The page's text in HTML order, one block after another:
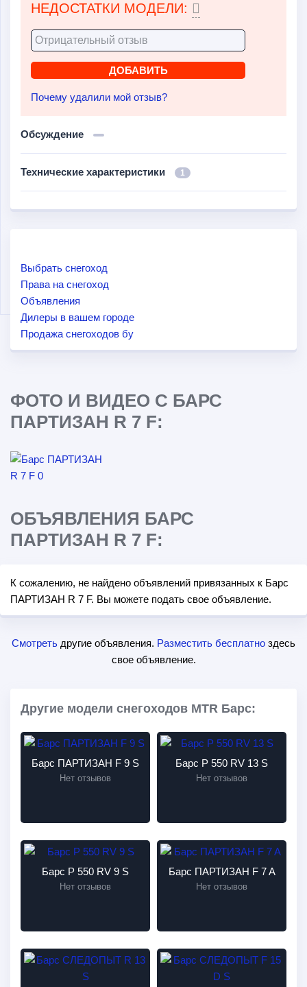
НЕДОСТАТКИ МОДЕЛИ:
Почему удалили мой отзыв?
Обсуждение
Технические характеристики 1
Выбрать снегоход
Права на снегоход
Объявления
Дилеры в вашем городе
Продажа снегоходов бу
ФОТО И ВИДЕО С БАРС
ПАРТИЗАН R 7 F:
ОБЪЯВЛЕНИЯ БАРС
ПАРТИЗАН R 7 F:
К сожалению, не найдено объявлений привязанных к Барс
ПАРТИЗАН R 7 F. Вы можете подать свое объявление.
Смотреть другие объявления. Разместить бесплатно здесь
свое объявление.
Другие модели снегоходов MTR Барс:
Барс ПАРТИЗАН F 9 S
Нет отзывов
Барс P 550 RV 13 S
Нет отзывов
Барс Р 550 RV 9 S
Нет отзывов
Барс ПАРТИЗАН F 7 A
Нет отзывов